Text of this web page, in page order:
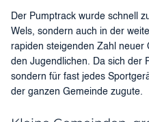
Der Pumptrack wurde schnell
Wels, sondern auch in der
rapiden steigenden Zahl neuer
den Jugendlichen. Da sich der
sondern für fast jedes
der ganzen Gemeinde zugute.